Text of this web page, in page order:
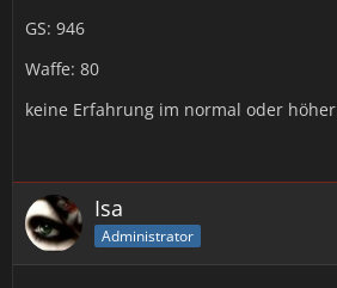
GS: 946
Waffe: 80
keine Erfahrung im normal oder
Isa
Administrator